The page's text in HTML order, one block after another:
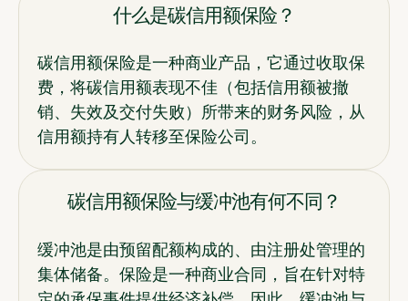
什么是碳信用额保险？
碳信用额保险是一种商业产品，它通过收取保
费，将碳信用额表现不佳（包括信用额被撤
销、失效及交付失败）所带来的财务风险，从
信用额持有人转移至保险公司。
碳信用额保险与缓冲池有何不同？
缓冲池是由预留配额构成的、由注册处管理的
集体储备。保险是一种商业合同，旨在针对特